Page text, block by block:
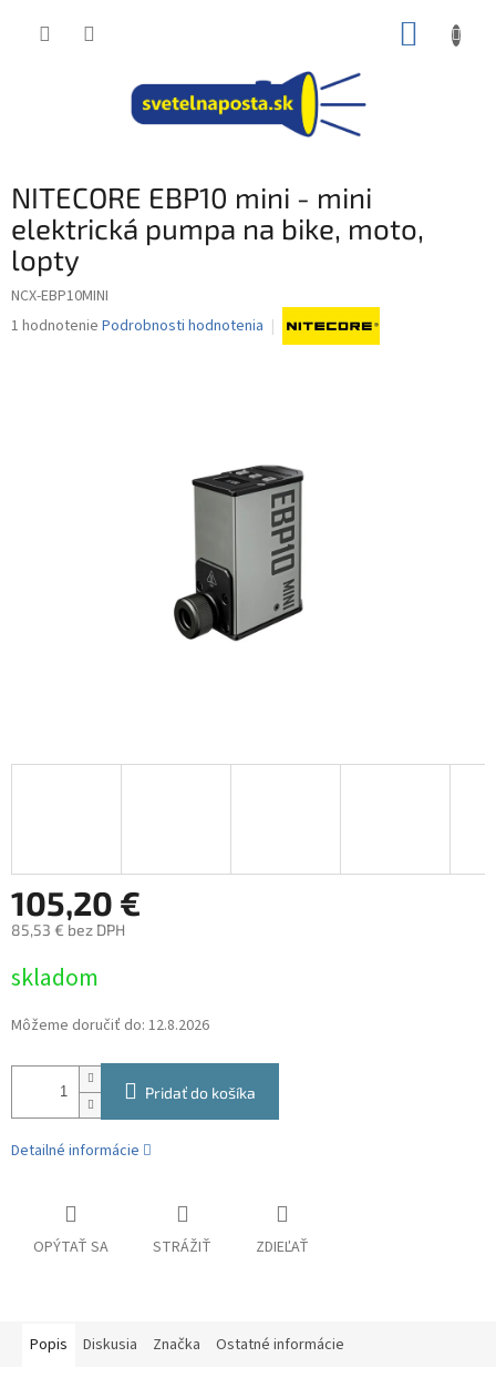
NITECORE EBP10 mini - mini
elektrická pumpa na bike, moto,
lopty
NCX-EBP10MINI
Priemerné
1 hodnotenie Podrobnosti hodnotenia
105,20 €
85,53 € bez DPH
cena:
skladom
Môžeme doručiť do: 12.8.2026
Pridať do košíka
Detailné informácie
OPÝTAŤ SA STRÁŽIŤ ZDIEĽAŤ
Popis Diskusia Značka Ostatné informácie